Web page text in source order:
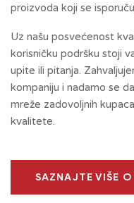
proizvoda koji se
Uz našu posvećenost
korisničku podršku stoji
upite ili pitanja.
kompaniju i nadamo se
mreže zadovoljnih
kvalitete.
SAZNAJTE VIŠE